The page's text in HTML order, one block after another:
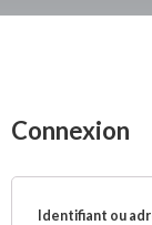
Connexion
Identifiant ou